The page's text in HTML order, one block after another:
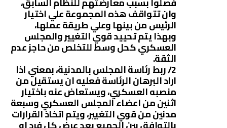
وان تتواقف هذه المجموعة علي اختيار
الرئيس من بينها وعلي طريقة عملها،
وبهذا يتم تحييد قوي التغيير والمجلس
العسكري كحل وسط للتخلص من حاجز عدم
الثقة.
2/ ربط رئاسة المجلس بالمدنية، بمعني اذا
اراد البرهان الرئاسة فعليه ان يستقيل من
منصبه العسكري، ويستعاض عنه باختيار
اثنين من اعضاء المجلس العسكري وسبعة
مدنين من قوي التغيير، ويتم اتخاذ القرارات